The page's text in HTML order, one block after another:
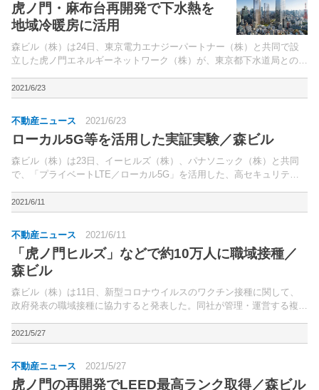
虎ノ門・麻布台再開発で下水熱を
地域冷暖房に活用
森ビル（株）は24日、東京電力エナジーパートナー（株）と共同で設
立した虎ノ門エネルギーネットワーク（株）が、東京都下水道局との間
おける下水熱利用事業に関する協定を締結したと発表。こ...
2021/6/23
不動産ニュース 2021/6/23
ローカル5G等を活用した実証実験／森ビル
森ビル（株）は23日、イーヒルズ（株）、パナソニック（株）と共同
で、「プライベートLTE／ローカル5G」を活用した、高セキュリティ
とは、免許不要の通信方法で、外来ノイズが少ない周...
2021/6/11
不動産ニュース 2021/6/11
「虎ノ門ヒルズ」などで約10万人に職域接種／
森ビル
森ビル（株）は11日、新型コロナウイルスのワクチン接種に関して、
政府発表の職域接種に協力すると発表した。同社が管理・運営する複合
ークヒルズ」（同）内に接種会場を設置。
2021/5/27
不動産ニュース 2021/5/27
虎ノ門の再開発でLEED最高ランク取得／森ビル